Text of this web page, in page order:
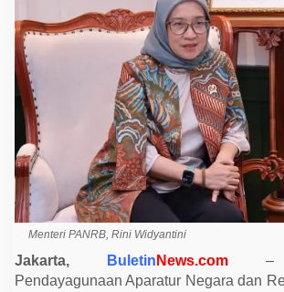
B
I
g
a
t
k
a
n
A
p
a
r
a
t
u
r
e
g
Menteri PANRB, Rini Widyantini
Jakarta, Buletin News.com –
Pendayagunaan Aparatur Negara dan